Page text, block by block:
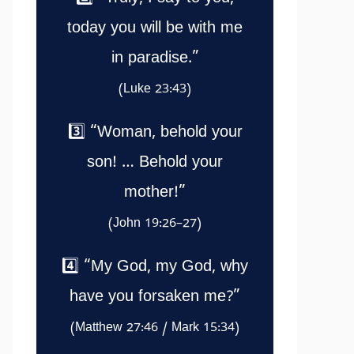
today you will be with me
in paradise.”
(Luke 23:43)
3️⃣ “Woman, behold your
son! … Behold your
mother!”
(John 19:26–27)
4️⃣ “My God, my God, why
have you forsaken me?”
(Matthew 27:46 / Mark 15:34)